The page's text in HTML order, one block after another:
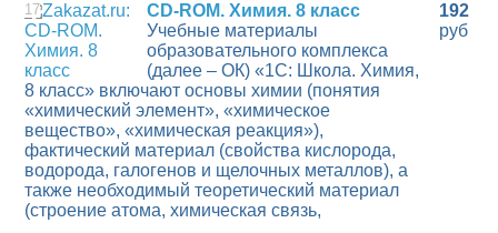
17
CD-ROM. Химия. 8 класс
Учебные материалы
образовательного комплекса
(далее – ОК) «1С: Школа. Химия,
8 класс» включают основы химии (понятия
«химический элемент», «химическое
вещество», «химическая реакция»),
фактический материал (свойства кислорода,
водорода, галогенов и щелочных металлов), а
также необходимый теоретический материал
(строение атома, химическая связь,
192
руб